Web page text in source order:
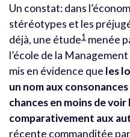
Un constat: dans
stéréotypes et les
déjà, une étude1 menée
l’école de la
mis en évidence que les
un nom aux
chances en moins de
comparativement aux
récente commanditée